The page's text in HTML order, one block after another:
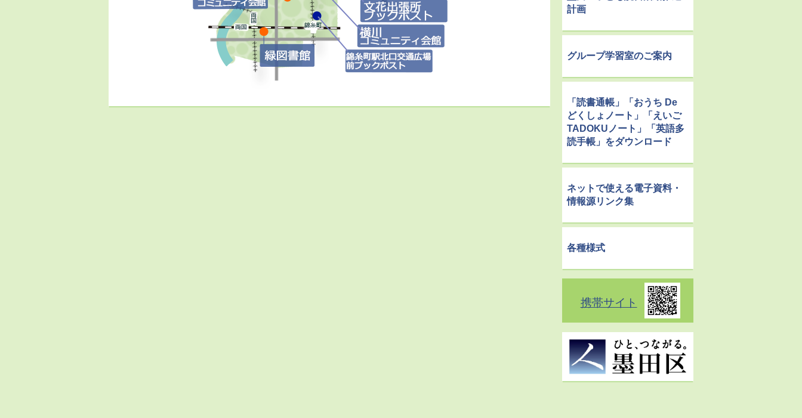
計画
グループ学習室のご案内
「読書通帳」「おうち De
どくしょノート」「えいご
TADOKUノート」「英語多
読手帳」をダウンロード
ネットで使える電子資料・
情報源リンク集
各種様式
携帯サイト